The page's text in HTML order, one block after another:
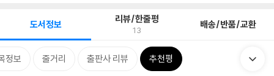
도서정보 리뷰/한줄평
13 배송/반품/교환
정보 줄거리 출판사 리뷰 추천평